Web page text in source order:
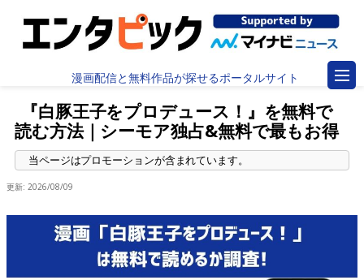
漫画配信と無料作品が探せるポータルサイト
『白豚王子をプロデュース！』を無料で
読む方法｜シーモア独占&無料で最もお得
更新: 2026/08/09